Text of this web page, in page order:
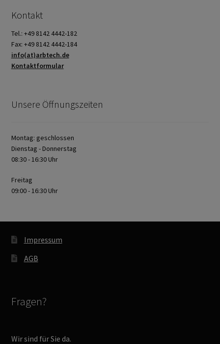
Kontakt
Tel.: +49 8142 4442-182
Fax: +49 8142 4442-184
info(at)arbtech.de
Kontaktformular
Unsere Öffnungszeiten
Montag: geschlossen
Dienstag - Donnerstag
08:30 - 16:30 Uhr
Freitag
09:00 - 16:30 Uhr
Impressum
AGB
Fragen?
Wir sind für Sie da.